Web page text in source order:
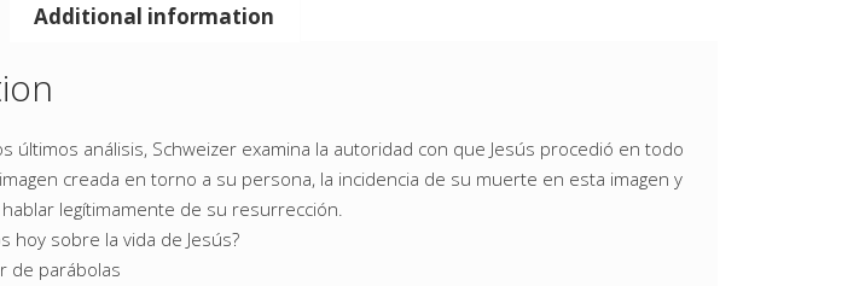
Additional information
últimos análisis, Schweizer examina la autoridad con que Jesús procedió en todo
creada en torno a su persona, la incidencia de su muerte en esta imagen y
legítimamente de su resurrección.
hoy sobre la vida de Jesús?
de parábolas